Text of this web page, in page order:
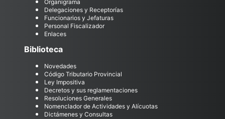
Organigrama
Delegaciones y Receptorías
Funcionarios y Jefaturas
Personal Fiscalizador
Enlaces
Biblioteca
Novedades
Código Tributario Provincial
Ley Impositiva
Decretos y sus reglamentaciones
Resoluciones Generales
Nomenclador de Actividades y Alícuotas
Dictámenes y Consultas